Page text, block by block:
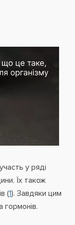
у ряді
Їх також
(1). Завдяки цим
гормонів.